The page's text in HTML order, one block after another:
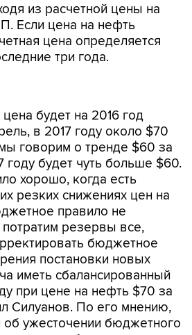
из расчетной цены на
Если цена на нефть
цена определяется
три года.
говорим о тренде $60 за
году будет чуть больше $60.
хорошо, когда есть
резких снижениях цен на
правило не
резервы все,
бюджетное
постановки новых
иметь сбалансированный
при цене на нефть $70 за
Силуанов. По его мнению,
ужесточении бюджетного
обязательства
реалиям.